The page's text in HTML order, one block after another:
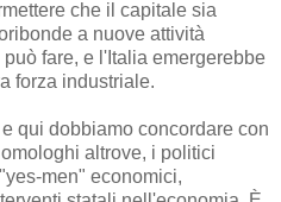
che il capitale sia
a nuove attività
fare, e l'Italia emergerebbe
forza industriale.
qui dobbiamo concordare con
altrove, i politici
men" economici,